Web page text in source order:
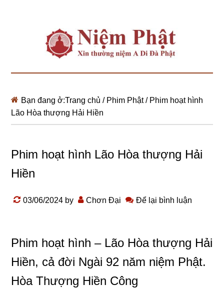
Bạn đang ở:Trang chủ / Phim Phật /Phim hoạt hình
Lão Hòa thượng Hải Hiền
Phim hoạt hình Lão Hòa thượng Hải
Hiền
03/06/2024 by Chơn Đại Để lại bình luận
Phim hoạt hình – Lão Hòa thượng Hải
Hiền, cả đời Ngài 92 năm niệm Phật.
Hòa Thượng Hiền Công